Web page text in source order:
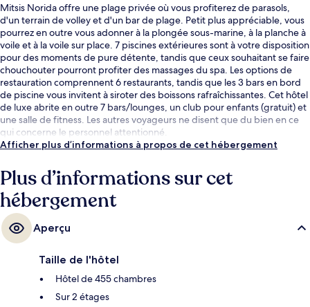
Mitsis Norida offre une plage privée où vous profiterez de parasols,
d'un terrain de volley et d'un bar de plage. Petit plus appréciable, vous
pourrez en outre vous adonner à la plongée sous-marine, à la planche à
voile et à la voile sur place. 7 piscines extérieures sont à votre disposition
pour des moments de pure détente, tandis que ceux souhaitant se faire
chouchouter pourront profiter des massages du spa. Les options de
restauration comprennent 6 restaurants, tandis que les 3 bars en bord
de piscine vous invitent à siroter des boissons rafraîchissantes. Cet hôtel
de luxe abrite en outre 7 bars/lounges, un club pour enfants (gratuit) et
une salle de fitness. Les autres voyageurs ne disent que du bien en ce
qui concerne le personnel attentionné.
Afficher plus d’informations à propos de cet hébergement
Plus d’informations sur cet
hébergement
Aperçu
Taille de l'hôtel
Hôtel de 455 chambres
Sur 2 étages